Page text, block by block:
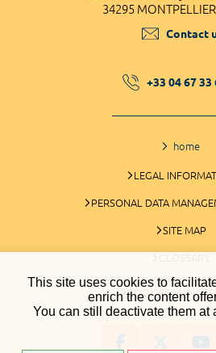
This site uses cookies to
enrich the content
You can still deactivate them at
34295
Contact
+33 04 67 33
home
LEGAL
PERSONAL DATA
SITE MAP
GLOSSARY
COOKIES